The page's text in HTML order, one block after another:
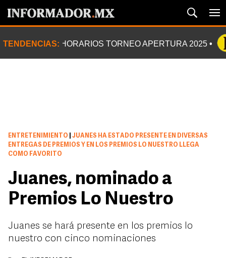
TENDENCIAS: HORARIOS TORNEO APERTURA 2025
ENTRETENIMIENTO
JUANES HA ESTADO PRESENTE EN DIVERSAS
ENTREGAS DE PREMIOS Y EN LOS PREMIOS LO NUESTRO LLEGA
COMO FAVORITO
Juanes, nominado a
Premios Lo Nuestro
Juanes se hará presente en los premios lo
nuestro con cinco nominaciones